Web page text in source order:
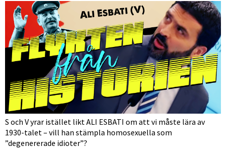
S och V yrar istället likt ALI ESBATI om att vi måste lära av
1930-talet – vill han stämpla homosexuella som
”degenererade idioter”?